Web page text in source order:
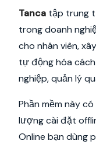
Tanca tập trung
trong doanh
cho nhân viên,
tự động hóa
nghiệp, quản lý
Phần mềm này
lượng cài đặt
Online bạn dùng